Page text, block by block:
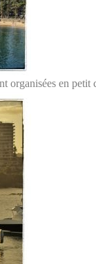
organisées en